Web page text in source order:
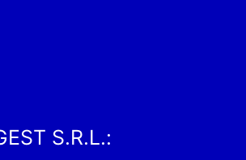
S.R.L.: